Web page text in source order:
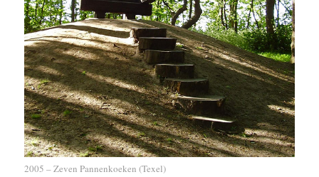
2005 – Zeven Pannenkoeken (Texel)